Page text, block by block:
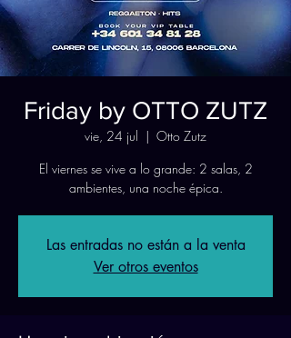
Friday by OTTO ZUTZ
vie, 24 jul
  |
Otto Zutz
El viernes se vive a lo grande: 2 salas, 2
ambientes, una noche épica.
Las entradas no están a la venta
Ver otros eventos